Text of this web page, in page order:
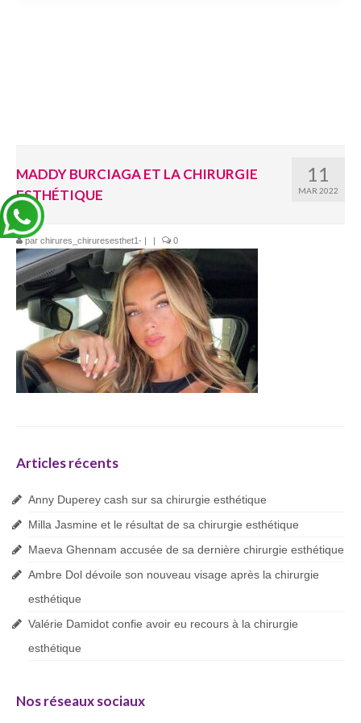
11
MAR 2022
MADDY BURCIAGA ET LA CHIRURGIE
ESTHÉTIQUE
par chirures_chiruresesthet1- | | 0
Articles récents
Anny Duperey cash sur sa chirurgie esthétique
Milla Jasmine et le résultat de sa chirurgie esthétique
Maeva Ghennam accusée de sa dernière chirurgie esthétique
Ambre Dol dévoile son nouveau visage après la chirurgie
esthétique
Valérie Damidot confie avoir eu recours à la chirurgie
esthétique
Nos réseaux sociaux